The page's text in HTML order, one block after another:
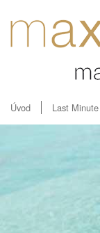
Úvod Last Minute